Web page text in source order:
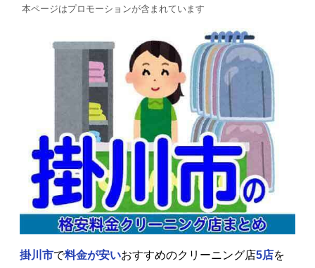
本ページはプロモーションが含まれています
掛川市で料金が安いおすすめのクリーニング店5店を